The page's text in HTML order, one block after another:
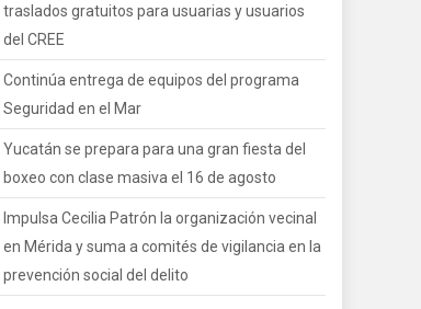
traslados gratuitos para usuarias y usuarios
del CREE
Continúa entrega de equipos del programa
Seguridad en el Mar
Yucatán se prepara para una gran fiesta del
boxeo con clase masiva el 16 de agosto
Impulsa Cecilia Patrón la organización vecinal
en Mérida y suma a comités de vigilancia en la
prevención social del delito